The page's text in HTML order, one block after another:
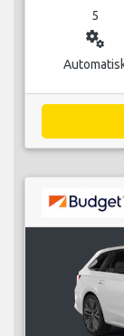
5
miscellaneous_services